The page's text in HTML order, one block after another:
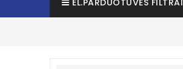
EL.PARDUOTUVĖS FILTRAI